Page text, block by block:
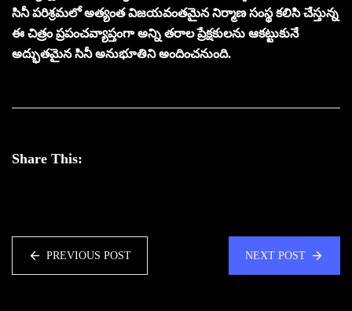
సినీ పరిశ్రమలో అత్యంత విజయవంతమైన నిర్మాణ సంస్థ కలిసి చేస్తున్న
ఈ చిత్రం ప్రపంచవ్యాప్తంగా అన్ని తరాల ప్రేక్షకులను ఆకట్టుకునే
అద్భుతమైన సినీ అనుభూతిని అందించనుంది.
Share This:
PREVIOUS POST NEXT POST